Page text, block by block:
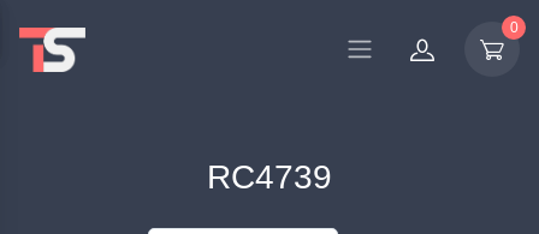
0
RC4739